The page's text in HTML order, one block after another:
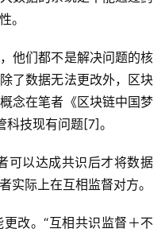
。
他们都不是解决问题的核
了数据无法更改外，区块
念在笔者《区块链中国梦
技现有问题[7]。
可以达成共识后才将数据
实际上在互相监督对方。
改。“互相共识监督＋不